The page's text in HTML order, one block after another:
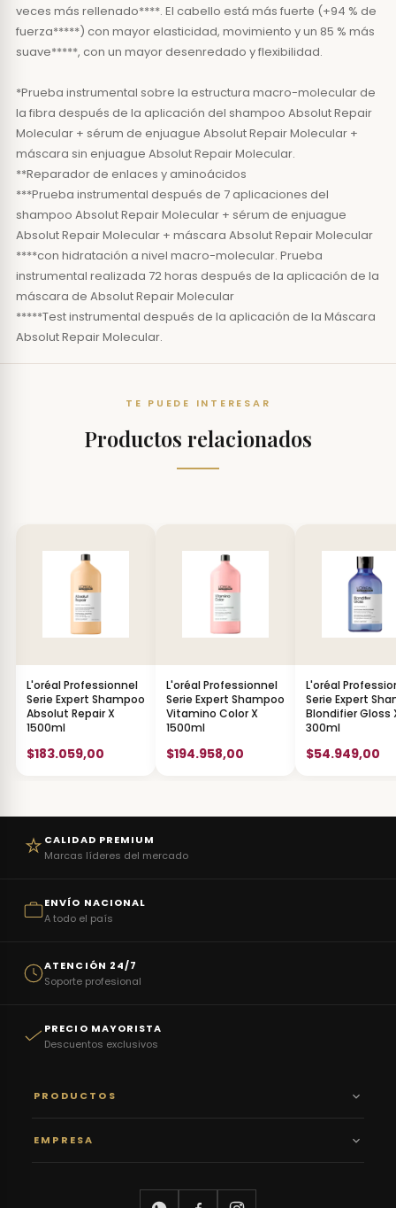
veces más rellenado****. El cabello está más fuerte (+94 % de
fuerza*****) con mayor elasticidad, movimiento y un 85 % más
suave*****, con un mayor desenredado y flexibilidad.
*Prueba instrumental sobre la estructura macro-molecular de
la fibra después de la aplicación del shampoo Absolut Repair
Molecular + sérum de enjuague Absolut Repair Molecular +
máscara sin enjuague Absolut Repair Molecular.
**Reparador de enlaces y aminoácidos
***Prueba instrumental después de 7 aplicaciones del
shampoo Absolut Repair Molecular + sérum de enjuague
Absolut Repair Molecular + máscara Absolut Repair Molecular
****con hidratación a nivel macro-molecular. Prueba
instrumental realizada 72 horas después de la aplicación de la
máscara de Absolut Repair Molecular
*****Test instrumental después de la aplicación de la Máscara
Absolut Repair Molecular.
TE PUEDE INTERESAR
Productos relacionados
L'oréal Professionnel
Serie Expert Shampoo
Absolut Repair X
1500ml
$183.059,00
L'oréal Professionnel
Serie Expert Shampoo
Vitamino Color X
1500ml
$194.958,00
L'oréal
Serie Expert
Blondifier Gloss
300ml
$54.949,00
CALIDAD PREMIUM
Marcas líderes del mercado
ENVÍO NACIONAL
A todo el país
ATENCIÓN 24/7
Soporte profesional
PRECIO MAYORISTA
Descuentos exclusivos
PRODUCTOS
EMPRESA